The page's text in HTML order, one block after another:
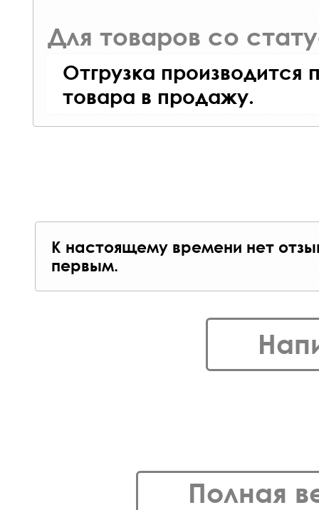
Для товаров со
Отгрузка производится
товара в продажу.
К настоящему времени нет
первым.
Полная